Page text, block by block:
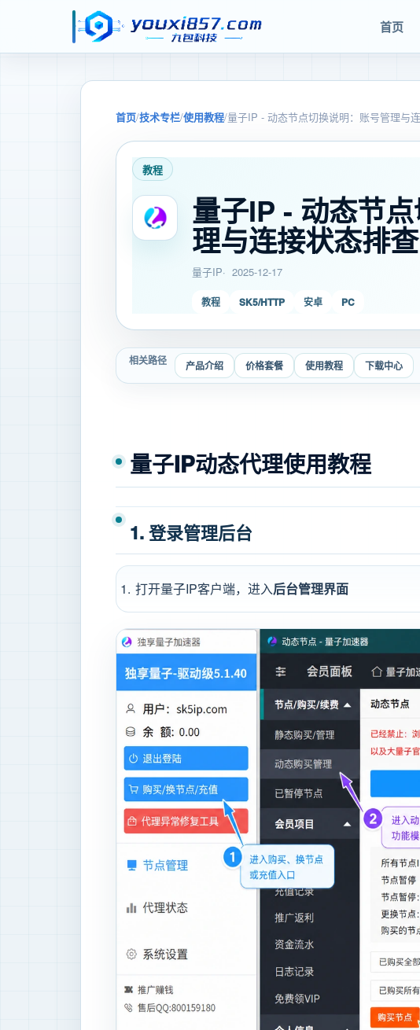
首页
首页/技术专栏/使用教程/量子IP - 动态节点切换说明：账号管理与
教程
量子IP - 动态节
理与连接状态排查
量子IP 2025-12-17
教程 SK5/HTTP 安卓 PC
相关路径 产品介绍 价格套餐 使用教程 下载中心
量子IP动态代理使用教程
1. 登录管理后台
打开量子IP客户端，进入后台管理界面